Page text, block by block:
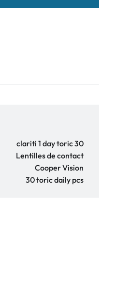
clariti 1 day toric 30
Lentilles de contact
Cooper Vision
30 toric daily pcs